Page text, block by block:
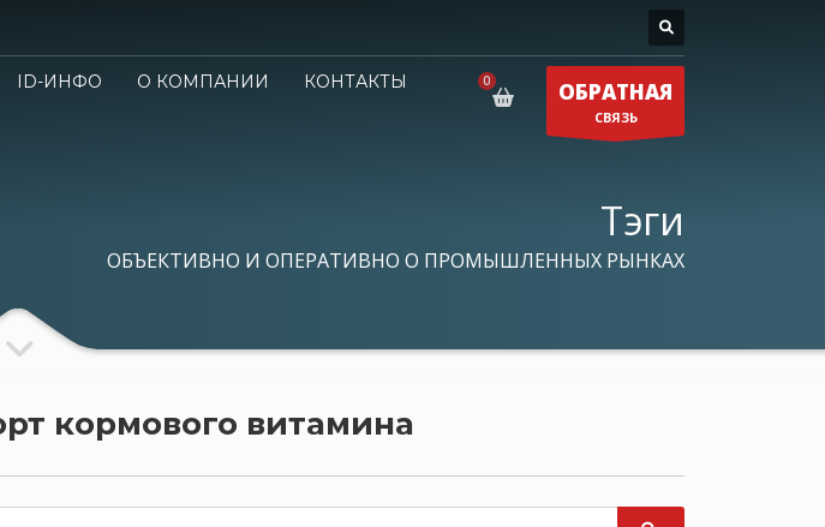
ID-ИНФО О КОМПАНИИ
КОНТАКТЫ
ОБРАТНАЯ
СВЯЗЬ
Тэги
ОБЪЕКТИВНО И ОПЕРАТИВНО О ПРОМЫШЛЕННЫХ РЫНКАХ
кормового витамина